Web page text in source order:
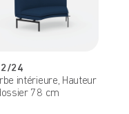
24
intérieure, Hauteur
78 cm